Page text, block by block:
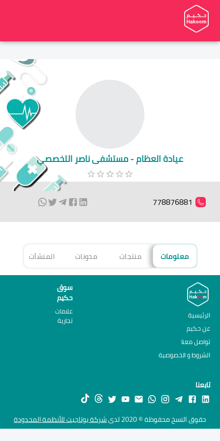
عيادة العظام - مستشفى ناصر التخصصي
778876881
معلومات منتجات مدونات المنشآت
الرئيسية
عن حكيم
تواصل معنا
الشروط و الخصوصية
سوق
حكيم
علامات
تجارية
تابعنا
حقوق النسخ محفوظة © 2020 لدى شركة يوتاجيت للأنظمة المحدودة